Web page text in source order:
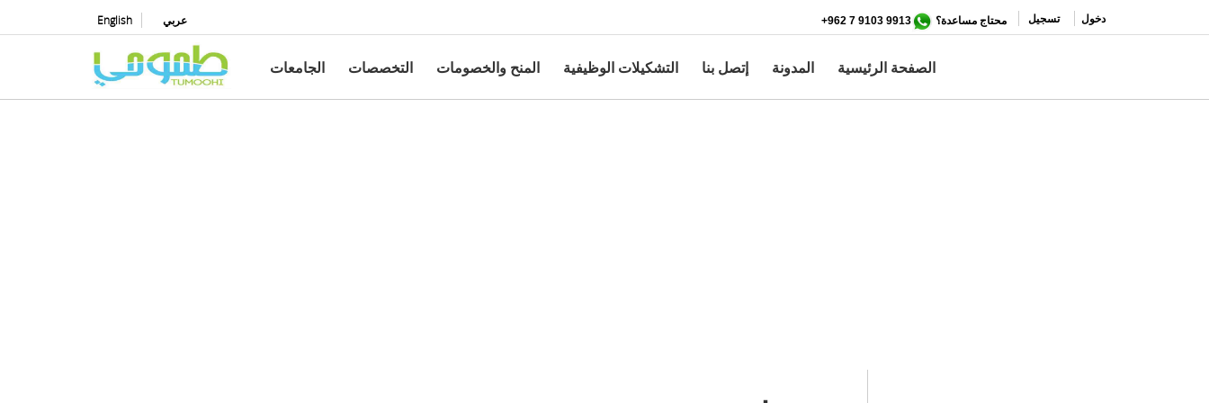
إلى
English عربي تسجيل دخول محتاج مساعدة؟ 9913 9103 7 962+
الجامعات التخصصات المنح والخصومات التشكيلات الوظيفية إتصل بنا المدونة الصفحة الرئيسية